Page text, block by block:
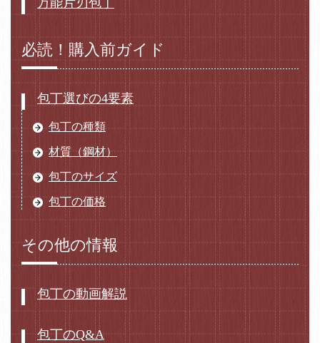
万能片刃包丁
必読！購入前ガイド
包丁選びの4要素
包丁の種類
材質（鋼材）
包丁のサイズ
包丁の価格
その他の情報
包丁の動画解説
包丁のQ&A